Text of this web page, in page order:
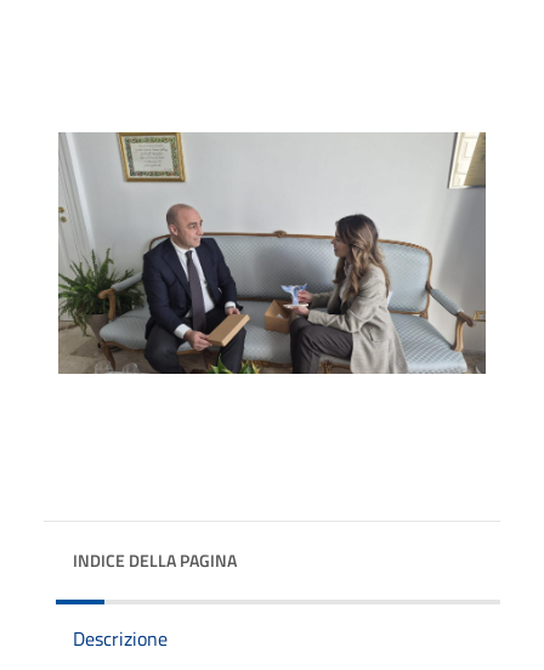
INDICE DELLA PAGINA
Descrizione